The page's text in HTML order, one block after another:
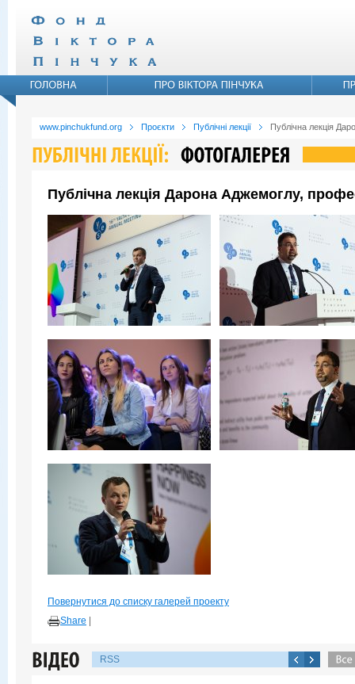
www.pinchukfund.org Проєкти Публічні лекції Публічна лекція
Публічна лекція Дарона Аджемоглу,
Повернутися до списку галерей проекту
Share
RSS